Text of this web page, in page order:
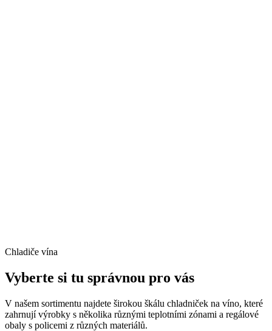
Chladiče vína
Vyberte si tu správnou pro vás
V našem sortimentu najdete širokou škálu chladniček na víno, které
zahrnují výrobky s několika různými teplotními zónami a regálové
obaly s policemi z různých materiálů.